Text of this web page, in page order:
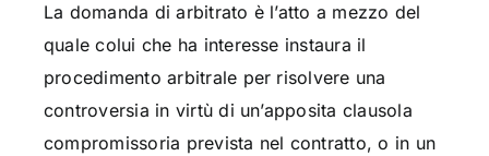
La domanda di arbitrato è l’atto a mezzo del
quale colui che ha interesse instaura il
procedimento arbitrale per risolvere una
controversia in virtù di un’apposita clausola
compromissoria prevista nel contratto, o in un